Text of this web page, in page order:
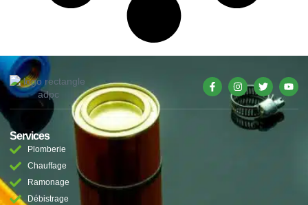
Services
Plomberie
Chauffage
Ramonage
Débistrage